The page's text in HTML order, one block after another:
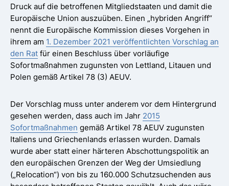
Druck auf die betroffenen Mitgliedstaaten und damit die
Europäische Union auszuüben. Einen „hybriden Angriff“
nennt die Europäische Kommission dieses Vorgehen in
ihrem am 1. Dezember 2021 veröffentlichten Vorschlag an
den Rat für einen Beschluss über vorläufige
Sofortmaßnahmen zugunsten von Lettland, Litauen und
Polen gemäß Artikel 78 (3) AEUV.
Der Vorschlag muss unter anderem vor dem Hintergrund
gesehen werden, dass auch im Jahr 2015
Sofortmaßnahmen gemäß Artikel 78 AEUV zugunsten
Italiens und Griechenlands erlassen wurden. Damals
wurde aber statt einer härteren Abschottungspolitik an
den europäischen Grenzen der Weg der Umsiedlung
(„Relocation“) von bis zu 160.000 Schutzsuchenden aus